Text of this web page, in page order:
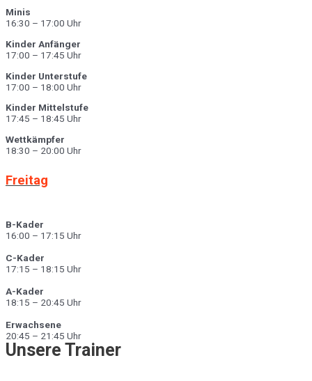
Minis
16:30 – 17:00 Uhr
Kinder Anfänger
17:00 – 17:45 Uhr
Kinder Unterstufe
17:00 – 18:00 Uhr
Kinder Mittelstufe
17:45 – 18:45 Uhr
Wettkämpfer
18:30 – 20:00 Uhr
Freitag
B-Kader
16:00 – 17:15 Uhr
C-Kader
17:15 – 18:15 Uhr
A-Kader
18:15 – 20:45 Uhr
Erwachsene
20:45 – 21:45 Uhr
Unsere Trainer